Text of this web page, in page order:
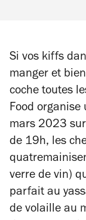
Si vos kiffs
manger et
coche toutes
Food
mars 2023
de 19h, les
verre de vin)
parfait au
de volaille au